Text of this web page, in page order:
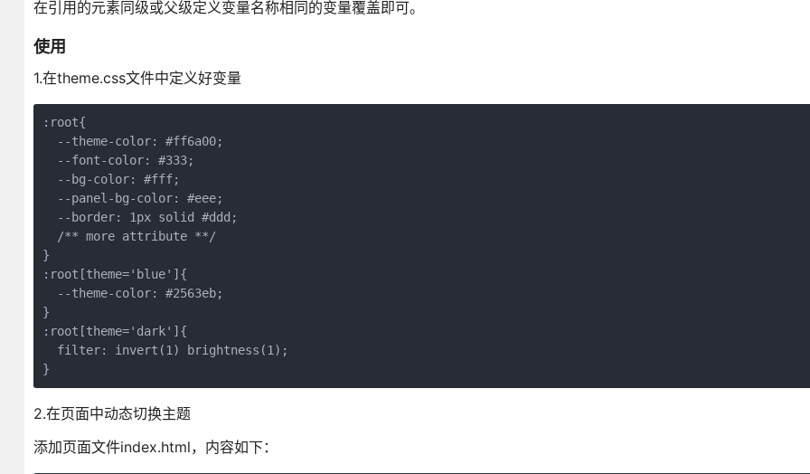
在引用的元素同级或父级定义变量名称相同的变量覆盖即可。
使用
1.在theme.css文件中定义好变量
:root{
  --theme-color: #ff6a00;
  --font-color: #333;
  --bg-color: #fff;
  --panel-bg-color: #eee;
  --border: 1px solid #ddd;
  /** more attribute **/
}
:root[theme='blue']{
  --theme-color: #2563eb;
}
:root[theme='dark']{
  filter: invert(1) brightness(1);
}
2.在页面中动态切换主题
添加页面文件index.html，内容如下：